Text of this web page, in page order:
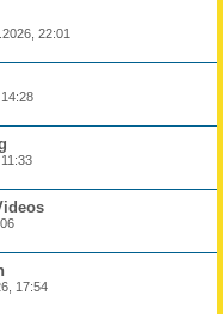
22:01
17:54